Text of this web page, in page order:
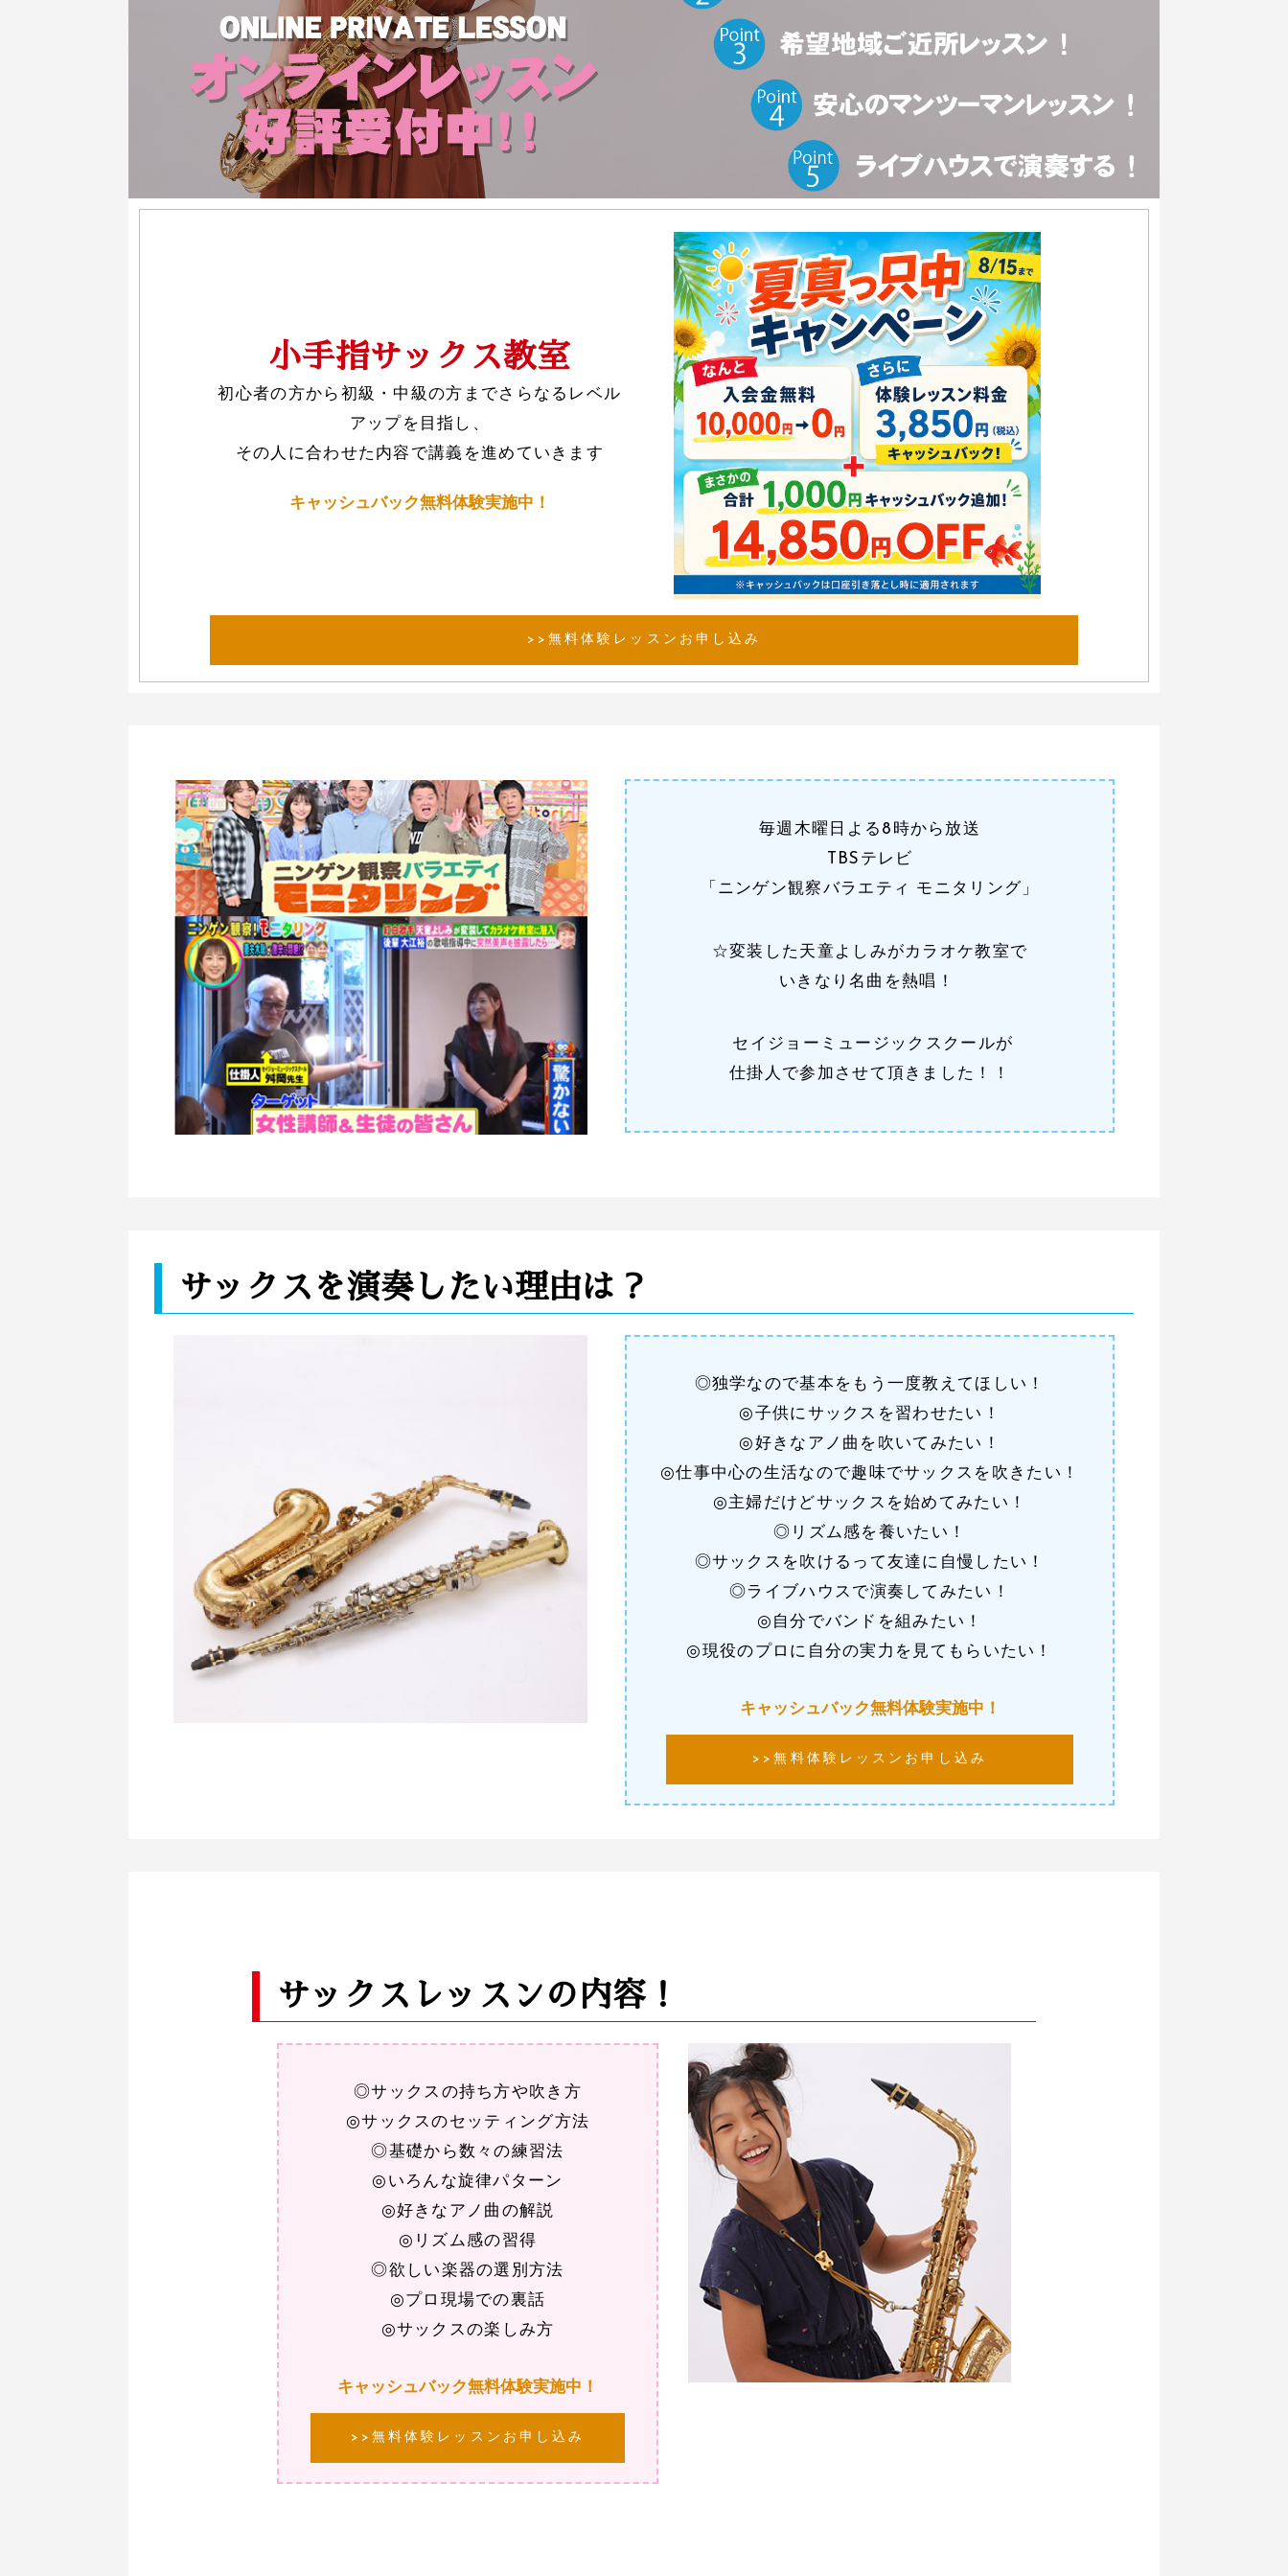
小手指サックス教室
初心者の方から初級・中級の方までさらなるレベル
アップを目指し、
その人に合わせた内容で講義を進めていきます
キャッシュバック無料体験実施中！
>>無料体験レッスンお申し込み
毎週木曜日よる8時から放送
TBSテレビ
「ニンゲン観察バラエティ モニタリング」
☆変装した天童よしみがカラオケ教室で
いきなり名曲を熱唱！
セイジョーミュージックスクールが
仕掛人で参加させて頂きました！！
サックスを演奏したい理由は？
◎独学なので基本をもう一度教えてほしい！
◎子供にサックスを習わせたい！
◎好きなアノ曲を吹いてみたい！
◎仕事中心の生活なので趣味でサックスを吹きたい！
◎主婦だけどサックスを始めてみたい！
◎リズム感を養いたい！
◎サックスを吹けるって友達に自慢したい！
◎ライブハウスで演奏してみたい！
◎自分でバンドを組みたい！
◎現役のプロに自分の実力を見てもらいたい！
キャッシュバック無料体験実施中！
>>無料体験レッスンお申し込み
サックスレッスンの内容！
◎サックスの持ち方や吹き方
◎サックスのセッティング方法
◎基礎から数々の練習法
◎いろんな旋律パターン
◎好きなアノ曲の解説
◎リズム感の習得
◎欲しい楽器の選別方法
◎プロ現場での裏話
◎サックスの楽しみ方
キャッシュバック無料体験実施中！
>>無料体験レッスンお申し込み